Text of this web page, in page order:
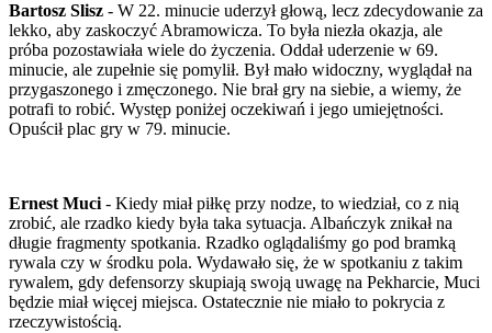
Bartosz Slisz - W 22. minucie uderzył głową, lecz zdecydowanie za
lekko, aby zaskoczyć Abramowicza. To była niezła okazja, ale
próba pozostawiała wiele do życzenia. Oddał uderzenie w 69.
minucie, ale zupełnie się pomylił. Był mało widoczny, wyglądał na
przygaszonego i zmęczonego. Nie brał gry na siebie, a wiemy, że
potrafi to robić. Występ poniżej oczekiwań i jego umiejętności.
Opuścił plac gry w 79. minucie.
Ernest Muci - Kiedy miał piłkę przy nodze, to wiedział, co z nią
zrobić, ale rzadko kiedy była taka sytuacja. Albańczyk znikał na
długie fragmenty spotkania. Rzadko oglądaliśmy go pod bramką
rywala czy w środku pola. Wydawało się, że w spotkaniu z takim
rywalem, gdy defensorzy skupiają swoją uwagę na Pekharcie, Muci
będzie miał więcej miejsca. Ostatecznie nie miało to pokrycia z
rzeczywistością.